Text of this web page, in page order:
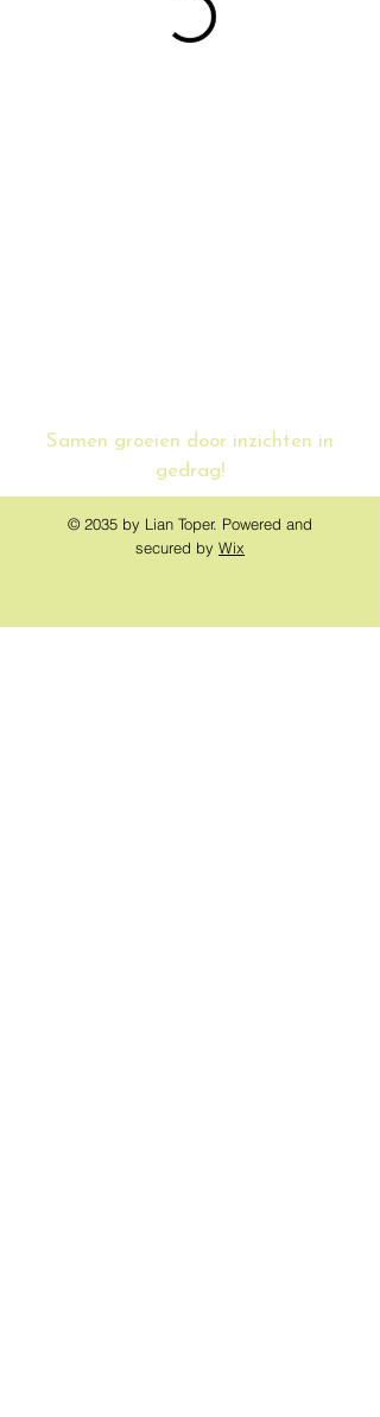
Samen groeien door inzichten in
gedrag!
© 2035 by Lian Toper. Powered and
secured by Wix